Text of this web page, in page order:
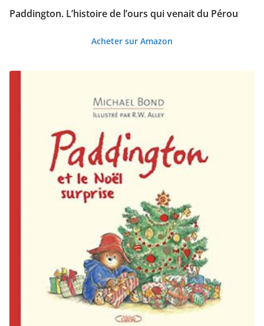
n
Paddington. L’histoire de l’ours qui venait du Pérou
Acheter sur Amazon